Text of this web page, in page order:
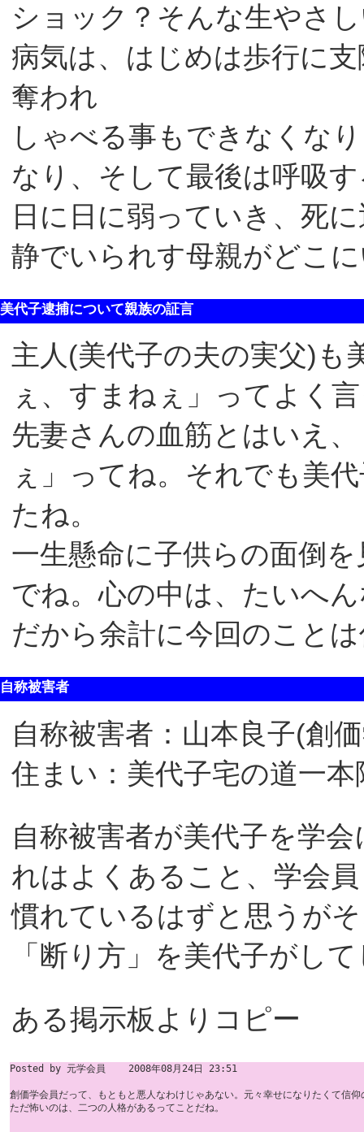
ショック？そんな生やさ
病気は、はじめは歩行に
奪われ
しゃべる事もできなくな
なり、そして最後は呼吸
日に日に弱っていき、死
静でいられす母親がどこ
美代子逮捕について親族の証言
主人(美代子の夫の実父)も
ぇ、すまねぇ」ってよく
先妻さんの血筋とはいえ
ぇ」ってね。それでも美
たね。
一生懸命に子供らの面倒
でね。心の中は、たいへ
だから余計に今回のこと
自称被害者
自称被害者：山本良子(創
住まい：美代子宅の道一
自称被害者が美代子を学
れはよくあること、学会
慣れているはずと思うが
「断り方」を美代子がし
ある掲示板よりコピー
Posted by 元学会員    2008年08月24日 23:51
創価学会員だって、もともと悪人なわけじゃあない。元々幸せになりたくて信
ただ怖いのは、二つの人格があるってことだね。